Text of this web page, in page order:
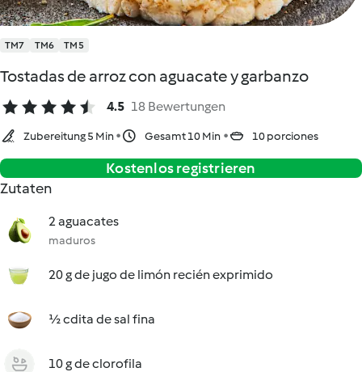
TM7 TM6 TM5
Tostadas de arroz con aguacate y garbanzo
4.5 18 Bewertungen
Zubereitung 5 Min Gesamt 10 Min 10 porciones
Kostenlos registrieren
Zutaten
2 aguacates
maduros
20 g de jugo de limón recién exprimido
½ cdita de sal fina
10 g de clorofila